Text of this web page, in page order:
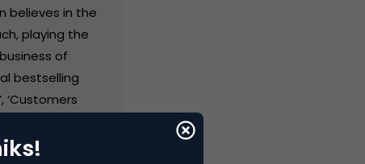
believes in the
playing the
of
bestselling
‘Customers